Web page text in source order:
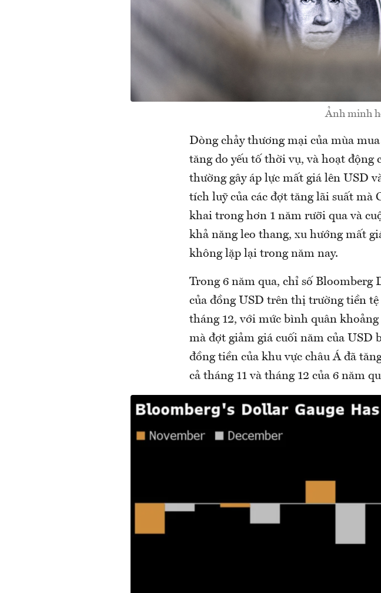
Ảnh minh
Dòng chảy thương mại của mùa
tăng do yếu tố thời vụ, và hoạt động
thường gây áp lực mất giá lên USD
tích luỹ của các đợt tăng lãi suất mà
khai trong hơn 1 năm rưỡi qua và
khả năng leo thang, xu hướng mất
không lặp lại trong năm nay.
Trong 6 năm qua, chỉ số
của đồng USD trên thị trường tiền
tháng 12, với mức bình quân
mà đợt giảm giá cuối năm của USD
đồng tiền của khu vực châu Á đã
cả tháng 11 và tháng 12 của 6 năm